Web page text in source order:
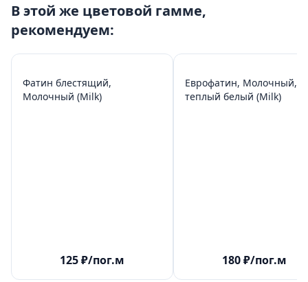
В этой же цветовой гамме,
рекомендуем:
Фатин блестящий,
Молочный (Milk)
125₽/пог.м
Еврофатин, Молочный,
теплый белый (Milk)
180₽/пог.м